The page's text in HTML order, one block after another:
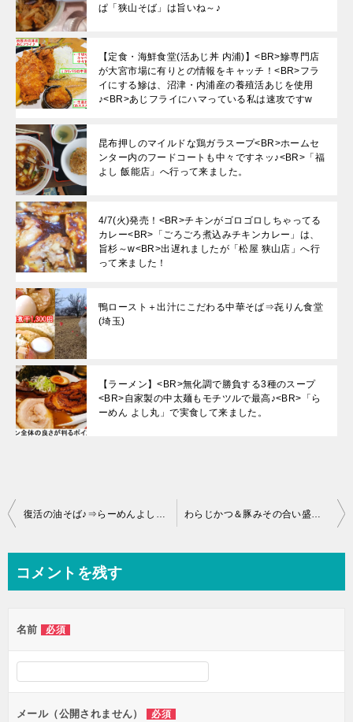
ぱ「狭山そば」は旨いね～♪
【定食・海鮮食堂(活あじ丼 内浦)】<BR>鰺専門店
が大宮市場に有りとの情報をキャッチ！<BR>フラ
イにする鰺は、沼津・内浦産の養殖活あじを使用
♪<BR>あじフライにハマっている私は速攻ですw
昆布押しのマイルドな鶏ガラスープ<BR>ホームセ
ンター内のフードコートも中々ですネッ♪<BR>「福
よし 飯能店」へ行って来ました。
4/7(火)発売！<BR>チキンがゴロゴロしちゃってる
カレー<BR>「ごろごろ煮込みチキンカレー」は、
旨杉～w<BR>出遅れましたが「松屋 狭山店」へ行
って来ました！
鴨ロースト＋出汁にこだわる中華そば⇒㐂りん食堂
(埼玉)
【ラーメン】<BR>無化調で勝負する3種のスープ
<BR>自家製の中太麺もモチツルで最高♪<BR>「ら
ーめん よし丸」で実食して来ました。
投
ビ
ー
シ
ョ
ン
復活の油そば♪⇒らーめんよし丸(埼玉) わらじかつ＆豚みその合い盛り丼は1.5㎏超えw(焼肉レストラン東大門)
コメントを残す
名前 必須
メール（公開されません） 必須